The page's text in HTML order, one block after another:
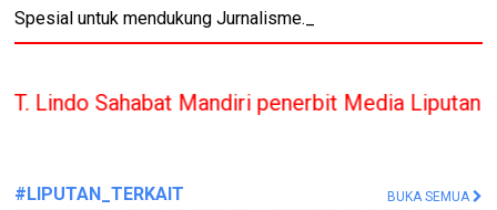
Spesial untuk mendukung Jurnalisme._
Mandiri penerbit Media Liputan Indonesia
#LIPUTAN_TERKAIT BUKA SEMUA